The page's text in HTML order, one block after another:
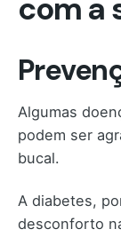
com a
Algumas
podem ser
bucal.
A diabetes,
desconforto